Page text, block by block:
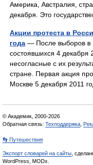
Америка, Австралия,
декабря. Это
Акции протеста в
года — После выборов в
состоявшихся 4 декабря
несогласные с их
стране. Первая акция
Москве 5 декабря 2011
© Академик, 2000-2026
Обратная связь: Техподдержка
👣 Путешествия
Экспорт словарей на сайты ,
WordPress, MODx.